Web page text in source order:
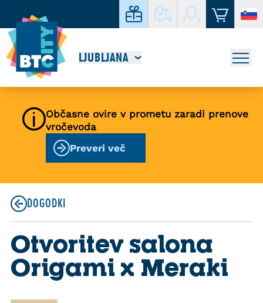
LJUBLJANA
Občasne ovire v prometu zaradi prenove
vročevoda
Preveri več
DOGODKI
Otvoritev salona
Origami x Meraki